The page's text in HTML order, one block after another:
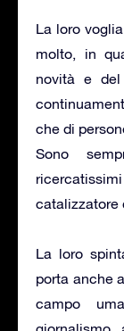
La loro
molto, in
novità e
che di
Sono
catalizzatore
La loro
porta anche
campo